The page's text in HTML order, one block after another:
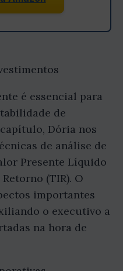
é essencial para
de
Dória nos
de análise de
Presente Líquido
(TIR). O
importantes
o executivo a
na hora de